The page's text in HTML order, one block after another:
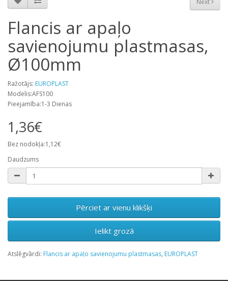
Flancis ar apaļo
savienojumu plastmasas,
Ø100mm
Ražotājs: EUROPLAST
Modelis:AFS100
Pieejamība:1-3 Dienas
1,36€
Bez nodokļa:1,12€
Daudzums
Pērciet ar vienu klikšķi
Ielikt grozā
Atslēgvārdi: Flancis ar apaļo savienojumu plastmasas, EUROPLAST